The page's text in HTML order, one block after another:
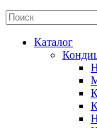
Каталог